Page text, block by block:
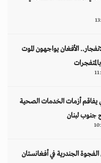
الأفغان يواجهون الموت
أزمات الخدمات الصحية
لبنان
الجندرية في أفغانستان